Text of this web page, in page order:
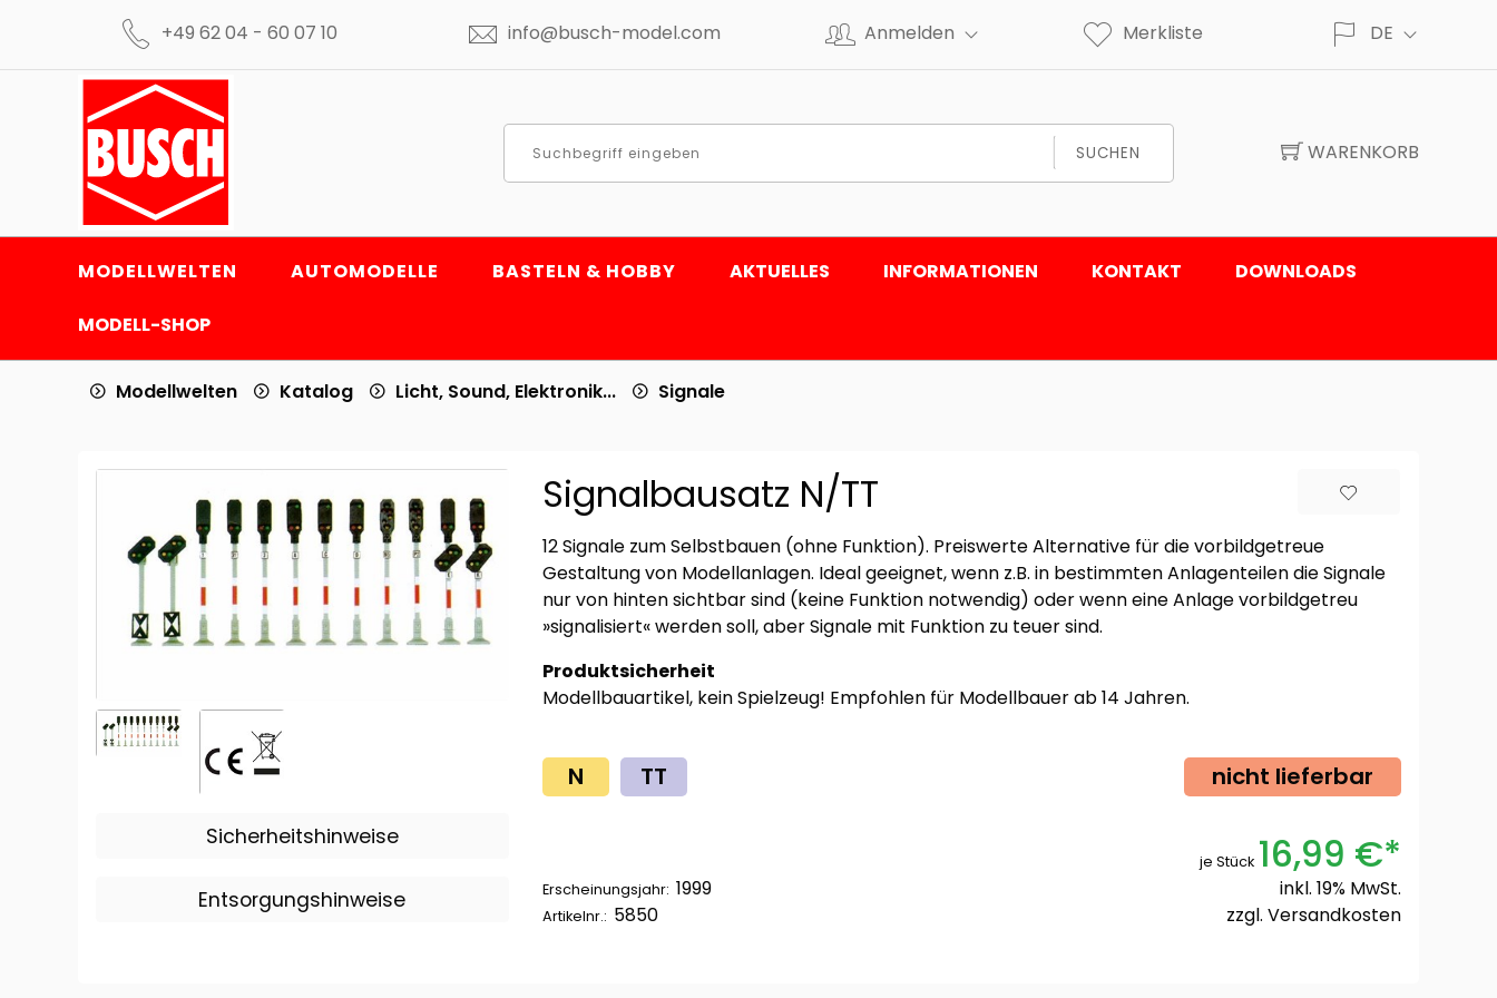
+49 62 04 - 60 07 10 info@busch-model.com Anmelden Merkliste DE
SUCHEN WARENKORB
MODELLWELTEN AUTOMODELLE BASTELN & HOBBY AKTUELLES INFORMATIONEN KONTAKT DOWNLOADS
MODELL-SHOP
Modellwelten Katalog Licht, Sound, Elektronik... Signale
Sicherheitshinweise
Entsorgungshinweise
Signalbausatz N/TT
12 Signale zum Selbstbauen (ohne Funktion). Preiswerte Alternative für die vorbildgetreue
Gestaltung von Modellanlagen. Ideal geeignet, wenn z.B. in bestimmten Anlagenteilen die Signale
nur von hinten sichtbar sind (keine Funktion notwendig) oder wenn eine Anlage vorbildgetreu
»signalisiert« werden soll, aber Signale mit Funktion zu teuer sind.
Produktsicherheit
Modellbauartikel, kein Spielzeug! Empfohlen für Modellbauer ab 14 Jahren.
N TT nicht lieferbar
Erscheinungsjahr: 1999
Artikelnr.: 5850
je Stück 16,99 €*
inkl. 19% MwSt.
zzgl. Versandkosten